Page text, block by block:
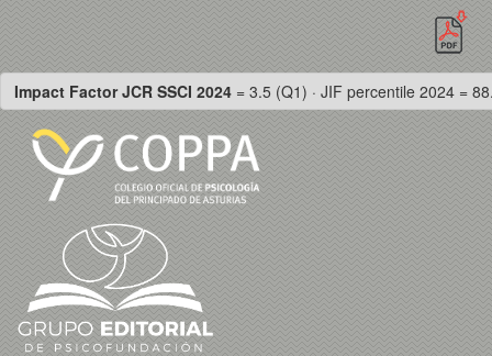
Impact Factor JCR SSCI 2024 = 3.5 (Q1) · JIF percentile 2024 =